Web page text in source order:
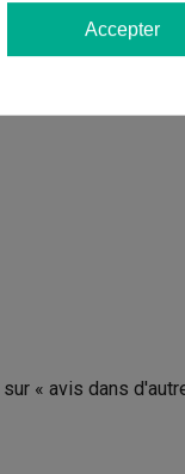
« avis dans
Accepter